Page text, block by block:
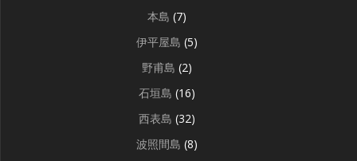
本島 (7)
伊平屋島 (5)
野甫島 (2)
石垣島 (16)
西表島 (32)
波照間島 (8)